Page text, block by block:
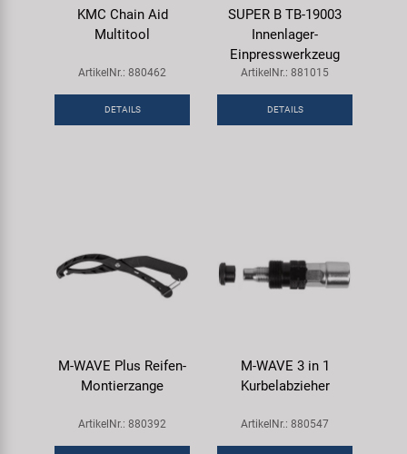
KMC Chain Aid
Multitool
ArtikelNr.: 880462
DETAILS
SUPER B TB-19003
Innenlager-
Einpresswerkzeug
ArtikelNr.: 881015
DETAILS
M-WAVE Plus Reifen-
Montierzange
ArtikelNr.: 880392
M-WAVE 3 in 1
Kurbelabzieher
ArtikelNr.: 880547